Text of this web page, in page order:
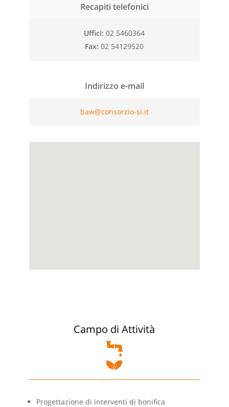
Recapiti telefonici
Uffici 02 5460364
Fax 02 54129520
Indirizzo e-mail
baw@consorzio-si.it
Campo di Attività
Progettazione di interventi di bonifica